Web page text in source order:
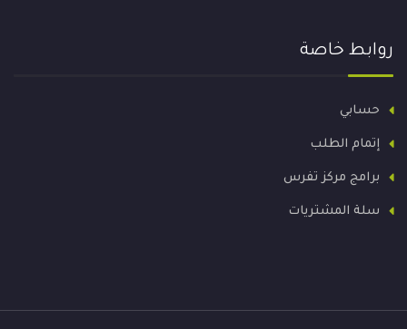
روابط خاصة
حسابي
إتمام الطلب
برامج مركز تفرس
سلة المشتريات